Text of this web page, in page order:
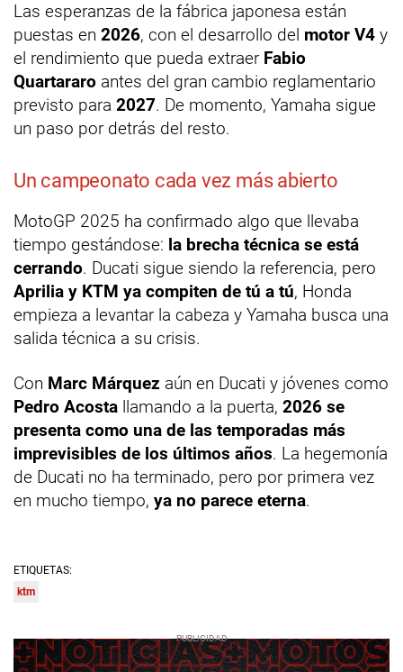
Las esperanzas de la fábrica japonesa están
puestas en 2026, con el desarrollo del motor V4 y
el rendimiento que pueda extraer Fabio
Quartararo antes del gran cambio reglamentario
previsto para 2027. De momento, Yamaha sigue
un paso por detrás del resto.
Un campeonato cada vez más abierto
MotoGP 2025 ha confirmado algo que llevaba
tiempo gestándose: la brecha técnica se está
cerrando. Ducati sigue siendo la referencia, pero
Aprilia y KTM ya compiten de tú a tú, Honda
empieza a levantar la cabeza y Yamaha busca una
salida técnica a su crisis.
Con Marc Márquez aún en Ducati y jóvenes como
Pedro Acosta llamando a la puerta, 2026 se
presenta como una de las temporadas más
imprevisibles de los últimos años. La hegemonía
de Ducati no ha terminado, pero por primera vez
en mucho tiempo, ya no parece eterna.
ETIQUETAS:
ktm